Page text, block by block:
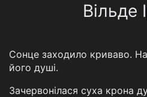
Вільде
Сонце заходило криваво.
його душі.
Зачервонілася суха крона